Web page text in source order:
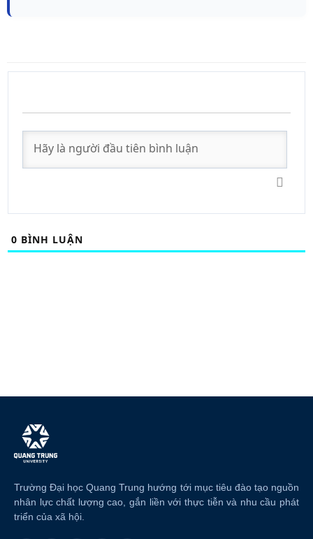
0 BÌNH LUẬN
Trường Đại học Quang Trung hướng tới mục tiêu đào tạo nguồn
nhân lực chất lượng cao, gắn liền với thực tiễn và nhu cầu phát
triển của xã hội.